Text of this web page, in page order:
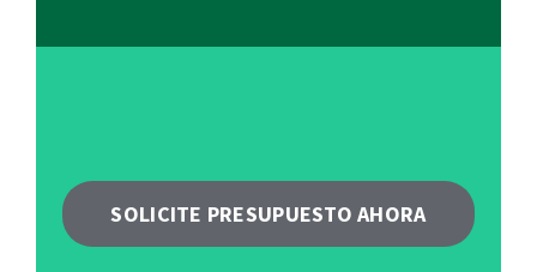
SOLICITE PRESUPUESTO AHORA